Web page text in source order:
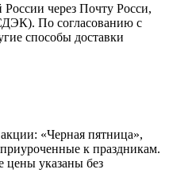
России через Почту Росси,
По согласованию с
способы доставки
«Черная пятница»,
к праздникам.
указаны без